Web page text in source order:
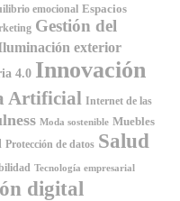
emocional Espacios
Gestión del
exterior
4.0 Innovación
Artificial Internet de las
Moda sostenible Muebles
Protección de datos Salud
Tecnología empresarial
digital